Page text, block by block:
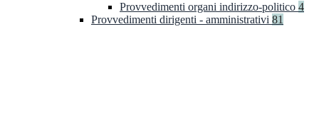
Provvedimenti organi indirizzo-politico 4
Provvedimenti dirigenti - amministrativi 81